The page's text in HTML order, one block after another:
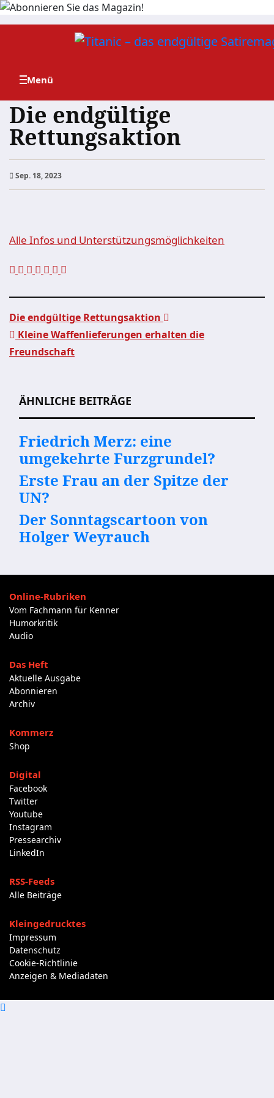
Zum
Die endgültige
Rettungsaktion
Sep. 18, 2023
Alle Infos und Unterstützungsmöglichkeiten
Beitragsnavigation
Die endgültige Rettungsaktion
Kleine Waffenlieferungen erhalten die
Freundschaft
ÄHNLICHE BEITRÄGE
Friedrich Merz: eine
umgekehrte Furzgrundel?
Erste Frau an der Spitze der
UN?
Der Sonntagscartoon von
Holger Weyrauch
Online-Rubriken
Vom Fachmann für Kenner
Humorkritik
Audio
Das Heft
Aktuelle Ausgabe
Abonnieren
Archiv
Kommerz
Shop
Digital
Facebook
Twitter
Youtube
Instagram
Pressearchiv
LinkedIn
RSS-Feeds
Alle Beiträge
Kleingedrucktes
Impressum
Datenschutz
Cookie-Richtlinie
Anzeigen & Mediadaten